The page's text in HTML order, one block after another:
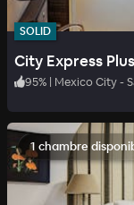
SOLID
City Express
95% | Mexico City -
1 chambre